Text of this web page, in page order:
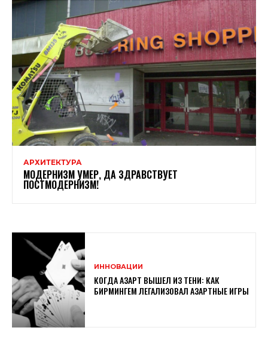
АРХИТЕКТУРА
МОДЕРНИЗМ УМЕР, ДА ЗДРАВСТВУЕТ
ПОСТМОДЕРНИЗМ!
ИННОВАЦИИ
КОГДА АЗАРТ ВЫШЕЛ ИЗ ТЕНИ: КАК
БИРМИНГЕМ ЛЕГАЛИЗОВАЛ АЗАРТНЫЕ ИГРЫ